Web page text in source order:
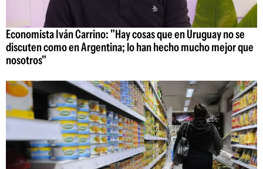
Economista Iván Carrino: "Hay cosas que en Uruguay no se
discuten como en Argentina; lo han hecho mucho mejor que
nosotros"